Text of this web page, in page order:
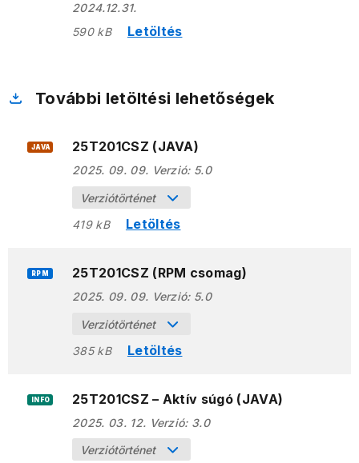
2024.12.31.
590 kB
Letöltés
További letöltési lehetőségek
JAVA 25T201CSZ (JAVA)
2025. 09. 09. Verzió: 5.0
Verziótörténet
419 kB
Letöltés
RPM 25T201CSZ (RPM csomag)
2025. 09. 09. Verzió: 5.0
Verziótörténet
385 kB
Letöltés
INFO 25T201CSZ – Aktív súgó (JAVA)
2025. 03. 12. Verzió: 3.0
Verziótörténet